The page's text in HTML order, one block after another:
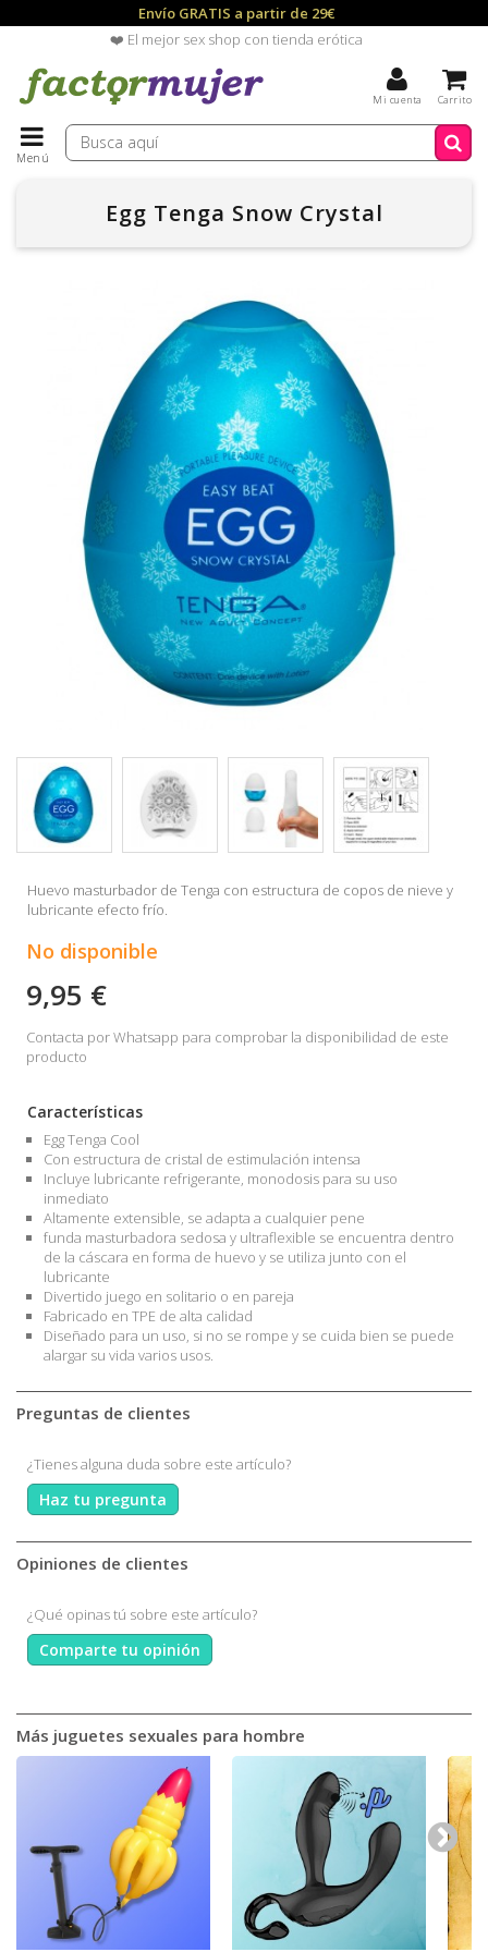
Envío GRATIS a partir de 29€
❤️ El mejor sex shop con tienda erótica
Carrito
Mi cuenta
Menú
Egg Tenga Snow Crystal
Huevo masturbador de Tenga con estructura de copos de nieve y
lubricante efecto frío.
No disponible
9,95 €
Contacta por Whatsapp para comprobar la disponibilidad de este
producto
Características
Egg Tenga Cool
Con estructura de cristal de estimulación intensa
Incluye lubricante refrigerante, monodosis para su uso
inmediato
Altamente extensible, se adapta a cualquier pene
funda masturbadora sedosa y ultraflexible se encuentra dentro
de la cáscara en forma de huevo y se utiliza junto con el
lubricante
Divertido juego en solitario o en pareja
Fabricado en TPE de alta calidad
Diseñado para un uso, si no se rompe y se cuida bien se puede
alargar su vida varios usos.
Preguntas de clientes
¿Tienes alguna duda sobre este artículo?
Haz tu pregunta
Opiniones de clientes
¿Qué opinas tú sobre este artículo?
Comparte tu opinión
Más juguetes sexuales para hombre